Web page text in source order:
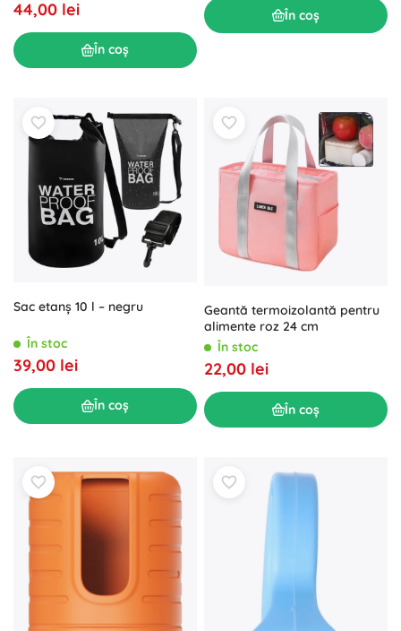
44,00 lei
În coș
În coș
Sac etanș 10 l – negru
În stoc
39,00 lei
În coș
Geantă termoizolantă pentru
alimente roz 24 cm
În stoc
22,00 lei
În coș